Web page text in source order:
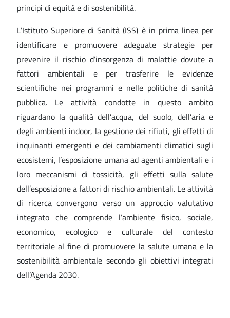
principi di equità e di sostenibilità.
L’Istituto Superiore di Sanità (ISS) è in prima linea per
identificare e promuovere adeguate strategie per
prevenire il rischio d’insorgenza di malattie dovute a
fattori ambientali e per trasferire le evidenze
scientifiche nei programmi e nelle politiche di sanità
pubblica. Le attività condotte in questo ambito
riguardano la qualità dell’acqua, del suolo, dell’aria e
degli ambienti indoor, la gestione dei rifiuti, gli effetti di
inquinanti emergenti e dei cambiamenti climatici sugli
ecosistemi, l’esposizione umana ad agenti ambientali e i
loro meccanismi di tossicità, gli effetti sulla salute
dell’esposizione a fattori di rischio ambientali. Le attività
di ricerca convergono verso un approccio valutativo
integrato che comprende l’ambiente fisico, sociale,
economico, ecologico e culturale del contesto
territoriale al fine di promuovere la salute umana e la
sostenibilità ambientale secondo gli obiettivi integrati
dell’Agenda 2030.